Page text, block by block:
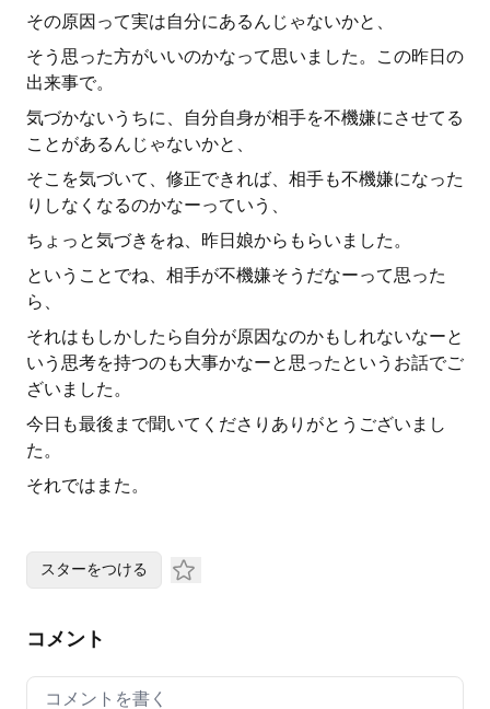
その原因って実は自分にあるんじゃないかと、
そう思った方がいいのかなって思いました。この昨日の
出来事で。
気づかないうちに、自分自身が相手を不機嫌にさせてる
ことがあるんじゃないかと、
そこを気づいて、修正できれば、相手も不機嫌になった
りしなくなるのかなーっていう、
ちょっと気づきをね、昨日娘からもらいました。
ということでね、相手が不機嫌そうだなーって思った
ら、
それはもしかしたら自分が原因なのかもしれないなーと
いう思考を持つのも大事かなーと思ったというお話でご
ざいました。
今日も最後まで聞いてくださりありがとうございまし
た。
それではまた。
スターをつける
コメント
Your comment